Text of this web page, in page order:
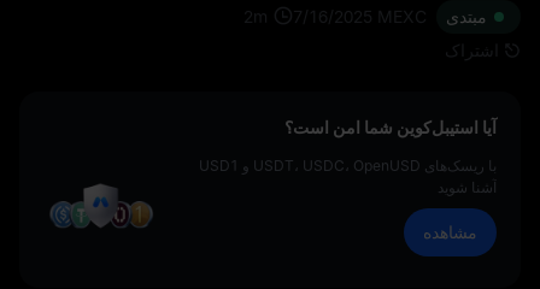
مبتدی
7/16/2025 MEXC
2 m
اشتراک
آیا استیبل‌کوین شما امن است؟
با ریسک‌های USDT، USDC، OpenUSD و USD1
آشنا شوید
مشاهده